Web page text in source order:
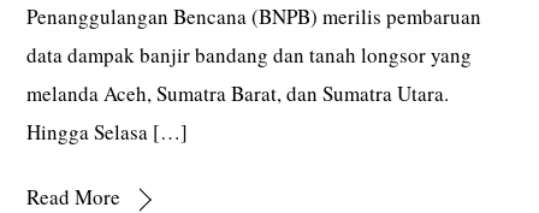
Penanggulangan Bencana (BNPB) merilis pembaruan
data dampak banjir bandang dan tanah longsor yang
melanda Aceh, Sumatra Barat, dan Sumatra Utara.
Hingga Selasa […]
Read More